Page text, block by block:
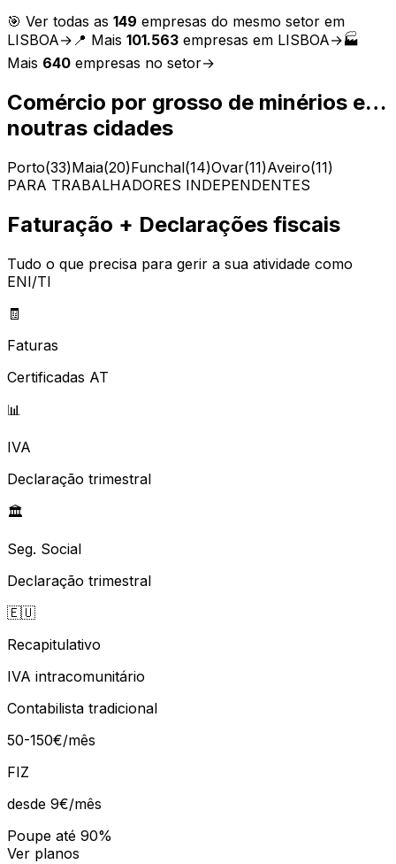
🎯 Ver todas as 149 empresas do mesmo setor em
LISBOA→ 📍 Mais 101.563 empresas em LISBOA→🏭
Mais 640 empresas no setor→
Comércio por grosso de minérios e…
noutras cidades
Porto(33)Maia(20)Funchal(14)Ovar(11)Aveiro(11)
PARA TRABALHADORES INDEPENDENTES
Faturação + Declarações fiscais
Tudo o que precisa para gerir a sua atividade como
ENI/TI
🧾
Faturas
Certificadas AT
📊
IVA
Declaração trimestral
🏛️
Seg. Social
Declaração trimestral
🇪🇺
Recapitulativo
IVA intracomunitário
Contabilista tradicional
50-150€/mês
FIZ
desde 9€/mês
Poupe até 90%
Ver planos